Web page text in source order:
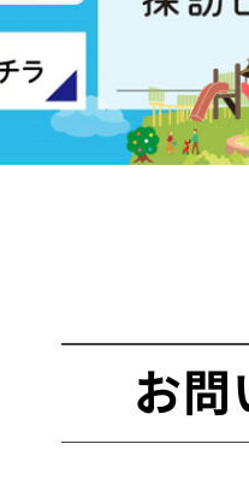
お問